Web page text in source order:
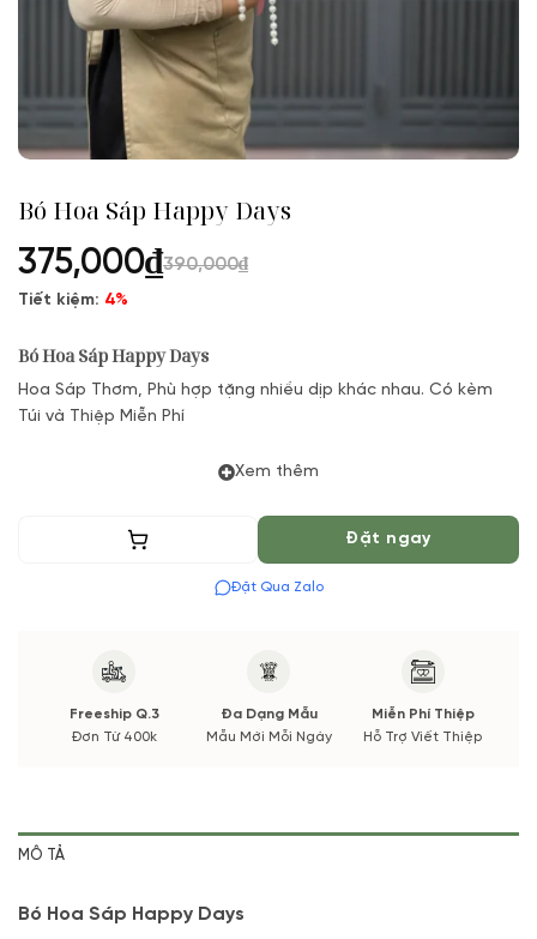
Bó Hoa Sáp Happy Days
375,000₫390,000₫
Tiết kiệm: 4%
Bó Hoa Sáp Happy Days
Hoa Sáp Thơm, Phù hợp tặng nhiều dịp khác nhau. Có kèm
Túi và Thiệp Miễn Phí
Xem thêm
Thêm vào giỏ Đặt ngay
Đặt Qua Zalo
Freeship Q.3
Đơn Từ 400k
Đa Dạng Mẫu
Mẫu Mới Mỗi Ngày
Miễn Phí Thiệp
Hỗ Trợ Viết Thiệp
MÔ TẢ
Bó Hoa Sáp Happy Days